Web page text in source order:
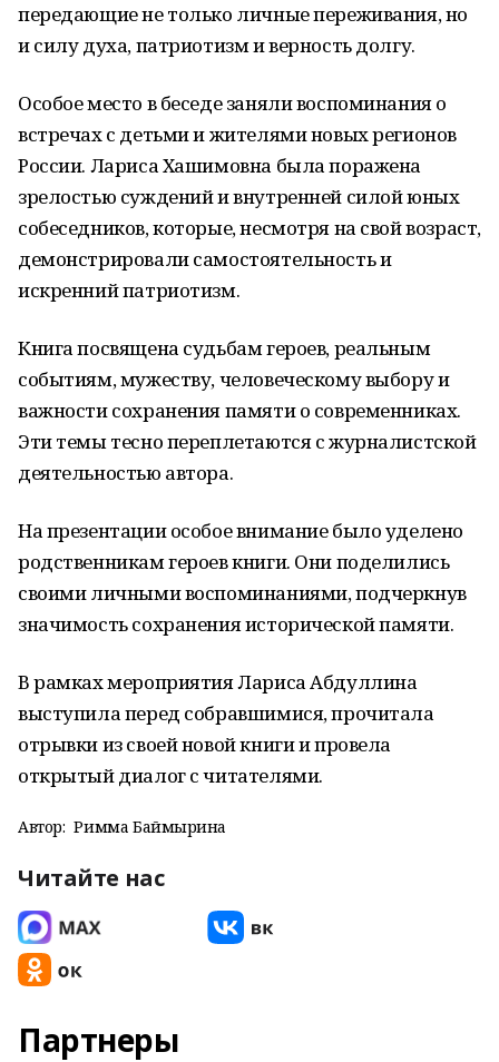
передающие не только личные переживания, но
и силу духа, патриотизм и верность долгу.
Особое место в беседе заняли воспоминания о
встречах с детьми и жителями новых регионов
России. Лариса Хашимовна была поражена
зрелостью суждений и внутренней силой юных
собеседников, которые, несмотря на свой возраст,
демонстрировали самостоятельность и
искренний патриотизм.
Книга посвящена судьбам героев, реальным
событиям, мужеству, человеческому выбору и
важности сохранения памяти о современниках.
Эти темы тесно переплетаются с журналистской
деятельностью автора.
На презентации особое внимание было уделено
родственникам героев книги. Они поделились
своими личными воспоминаниями, подчеркнув
значимость сохранения исторической памяти.
В рамках мероприятия Лариса Абдуллина
выступила перед собравшимися, прочитала
отрывки из своей новой книги и провела
открытый диалог с читателями.
Автор: Римма Баймырҙина
Читайте нас
Партнеры